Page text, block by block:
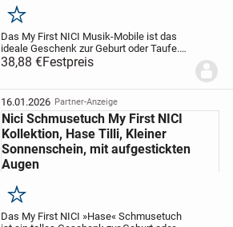
Merken
Das My First NICI Musik-Mobile ist das
ideale Geschenk zur Geburt oder Taufe.
Die zauberhafte Geschenkverpackung
bietet die Möglichkeit einer individuellen
Mobile...
38,88 €Festpreis
16.01.2026 Partner-Anzeige
Nici Schmusetuch My First NICI
Kollektion, Hase Tilli, Kleiner
Sonnenschein, mit aufgestickten
Augen
Merken
Das My First NICI »Hase« Schmusetuch